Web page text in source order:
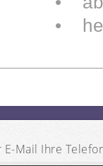
Mail Ihre